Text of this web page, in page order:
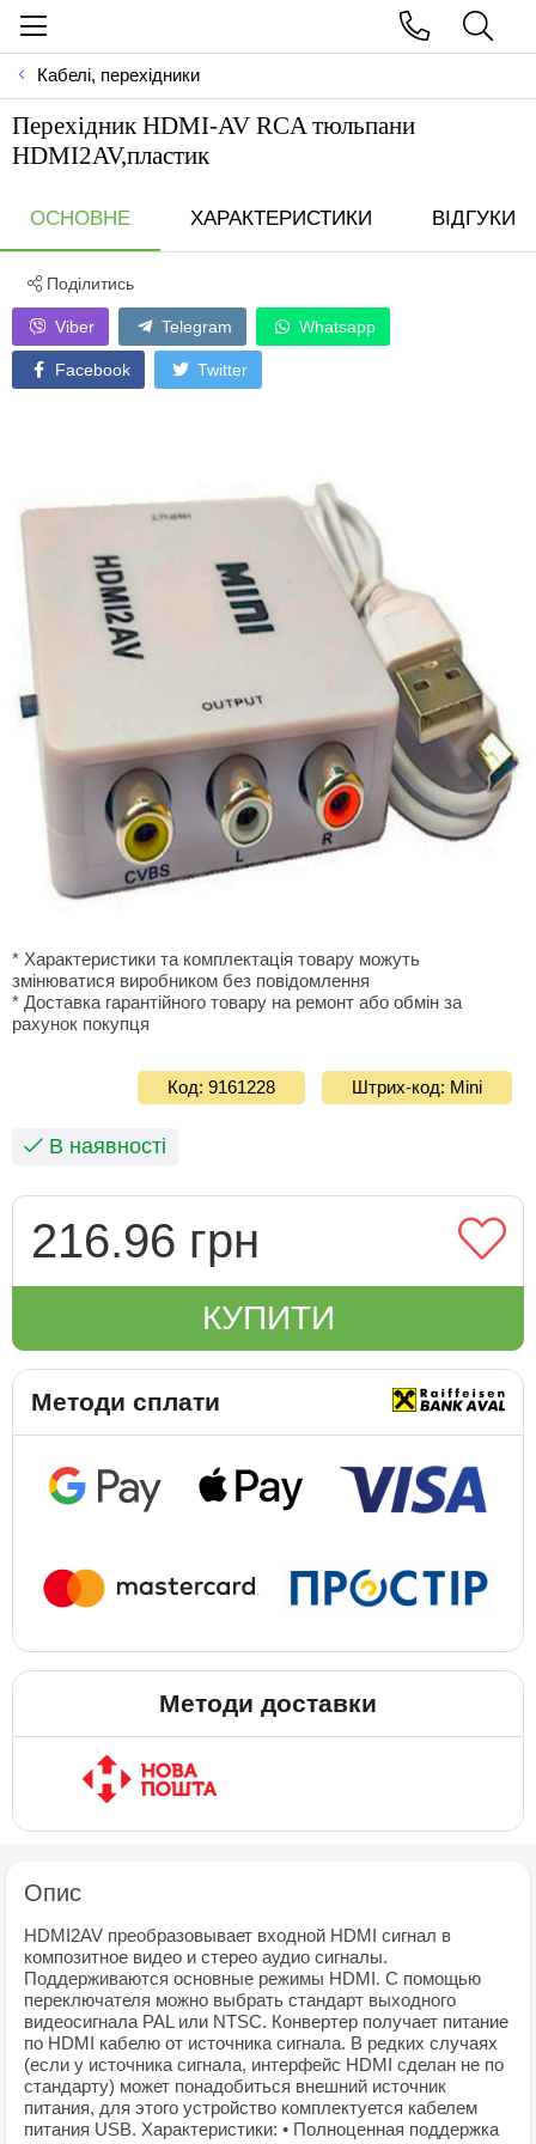
Кабелі, перехідники
Перехiдник HDMI-AV RCA тюльпани
HDMI2AV,пластик
ОСНОВНЕ ХАРАКТЕРИСТИКИ ВІДГУКИ
Поділитись
Viber Telegram Whatsapp
Facebook Twitter
* Характеристики та комплектація товару можуть
змінюватися виробником без повідомлення
* Доставка гарантiйного товару на ремонт або обмiн за
рахунок покупця
Код: 9161228 Штрих-код: Mini
В наявності
216.96 грн
КУПИТИ
Методи сплати
Методи доставки
Опис
HDMI2AV преобразовывает входной HDMI сигнал в
композитное видео и стерео аудио сигналы.
Поддерживаются основные режимы HDMI. С помощью
переключателя можно выбрать стандарт выходного
видеосигнала PAL или NTSC. Конвертер получает питание
по HDMI кабелю от источника сигнала. В редких случаях
(если у источника сигнала, интерфейс HDMI сделан не по
стандарту) может понадобиться внешний источник
питания, для этого устройство комплектуется кабелем
питания USB. Характеристики: • Полноценная поддержка